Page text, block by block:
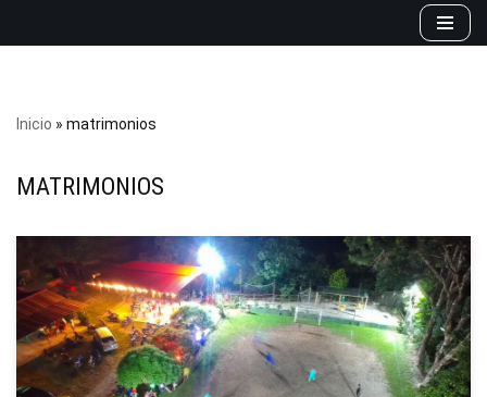
Inicio » matrimonios
MATRIMONIOS